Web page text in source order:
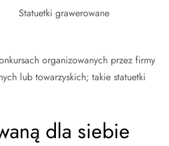
Statuetki grawerowane
organizowanych przez firmy
lub towarzyskich; takie statuetki
dla siebie